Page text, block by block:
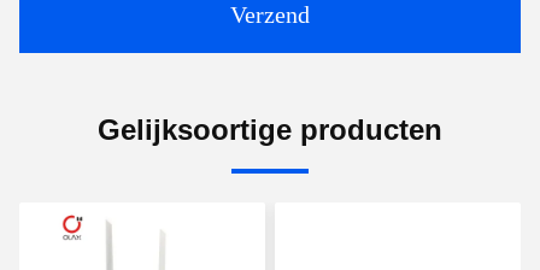
Verzend
Gelijksoortige producten